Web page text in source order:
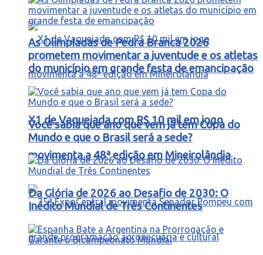
X1 de Vaquejada com R$ 10 mil em jogo
movimenta a 48ª edição em Mineirolândia
As Olimpíadas de Pedra Branca 2026
prometem movimentar a juventude e os atletas
do município em grande festa de emancipação
Você sabia que ano que vem já tem Copa do
Mundo e que o Brasil será a sede?
Da Glória de 2026 ao Desafio de 2030: O
Inédito Mundial de Três Continentes